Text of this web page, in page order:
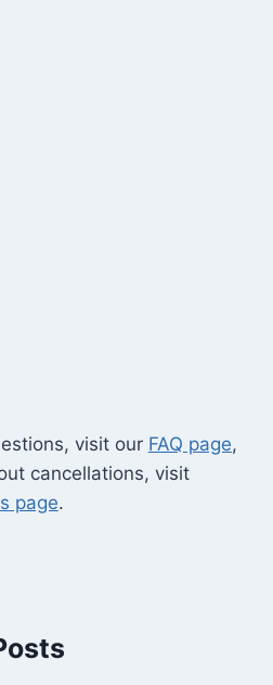
visit our FAQ page,
cancellations, visit
page.